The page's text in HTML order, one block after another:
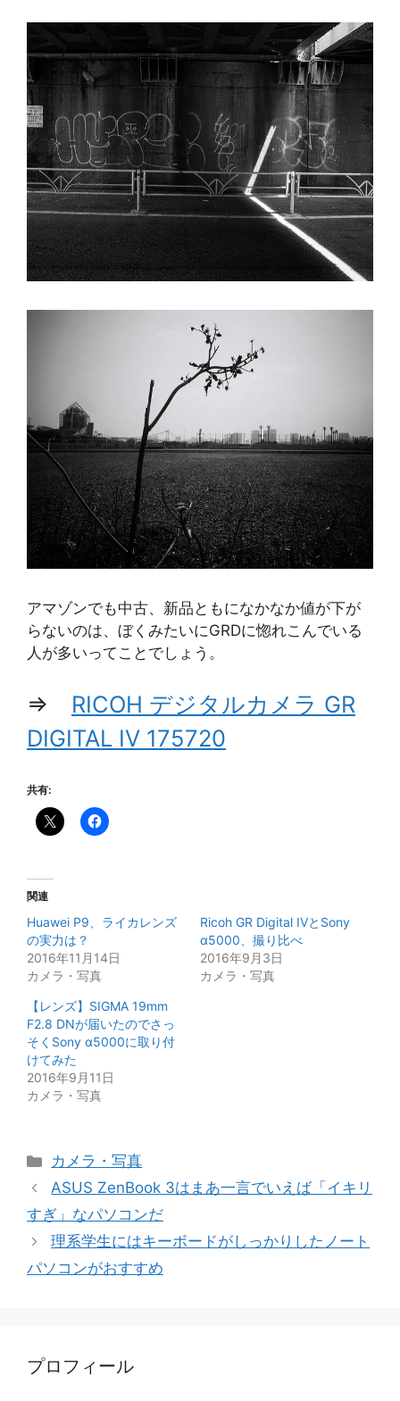
アマゾンでも中古、新品ともになかなか値が下が
らないのは、ぼくみたいにGRDに惚れこんでいる
人が多いってことでしょう。
⇒ RICOH デジタルカメラ GR
DIGITAL IV 175720
共有:
関連
Huawei P9、ライカレンズ
の実力は？
2016年11月14日
カメラ・写真
Ricoh GR Digital IVとSony
α5000、撮り比べ
2016年9月3日
カメラ・写真
【レンズ】SIGMA 19mm
F2.8 DNが届いたのでさっ
そくSony α5000に取り付
けてみた
2016年9月11日
カメラ・写真
カ
テ
リ
ー
カメラ・写真
ASUS ZenBook 3はまあ一言でいえば「イキリ
すぎ」なパソコンだ
理系学生にはキーボードがしっかりしたノート
パソコンがおすすめ
プロフィール